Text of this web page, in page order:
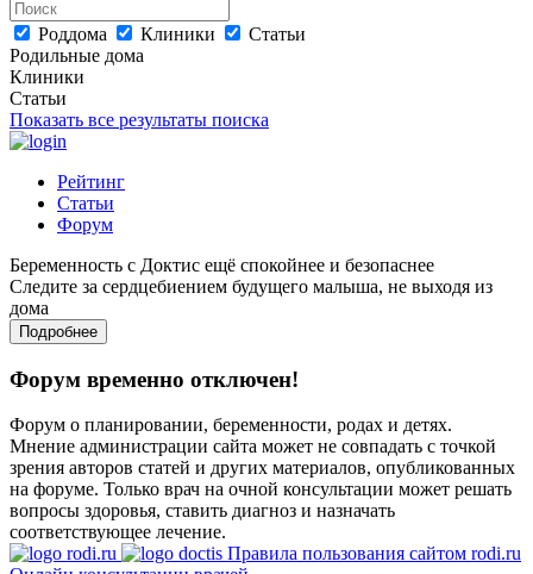
Роддома Клиники
Статьи
Родильные дома
Клиники
Статьи
Показать все результаты поиска
Рейтинг
Статьи
Форум
Беременность с Доктис ещё спокойнее и безопаснее
Следите за сердцебиением будущего малыша, не выходя из
дома
Подробнее
Форум временно отключен!
Форум о планировании, беременности, родах и детях.
Мнение администрации сайта может не совпадать с точкой
зрения авторов статей и других материалов, опубликованных
на форуме. Только врач на очной консультации может решать
вопросы здоровья, ставить диагноз и назначать
соответствующее лечение.
Правила пользования сайтом rodi.ru